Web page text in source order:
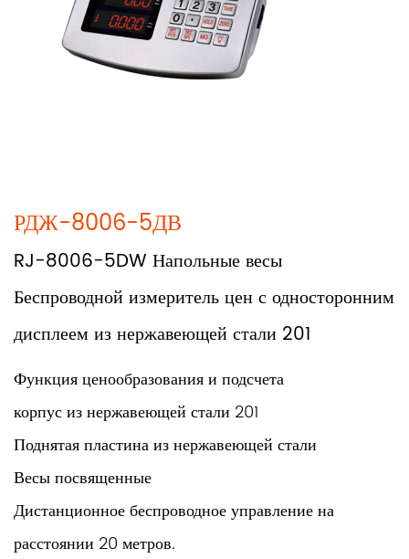
РДЖ-8006-5ДВ
RJ-8006-5DW Напольные весы
Беспроводной измеритель цен с односторонним
дисплеем из нержавеющей стали 201
Функция ценообразования и подсчета
корпус из нержавеющей стали 201
Поднятая пластина из нержавеющей стали
Весы посвященные
Дистанционное беспроводное управление на
расстоянии 20 метров.